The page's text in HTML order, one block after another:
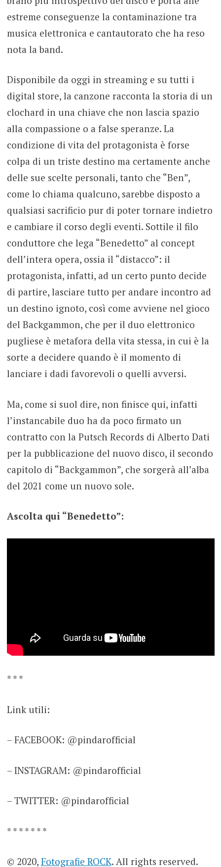
estreme conseguenze la contaminazione tra
musica elettronica e cantautorato che ha reso
nota la band.
Disponibile da oggi in streaming e su tutti i
digital store, la canzone racconta la storia di un
clochard in una chiave che non lascia spazio
alla compassione o a false speranze. La
condizione di vita del protagonista è forse
colpa di un triste destino ma certamente anche
delle sue scelte personali, tanto che “Ben”,
come lo chiama qualcuno, sarebbe disposto a
qualsiasi sacrificio pur di poter tornare indietro
e cambiare il corso degli eventi. Sottile il filo
conduttore che lega “Benedetto” al concept
dell’intera opera, ossia il “distacco”: il
protagonista, infatti, ad un certo punto decide
di partire, lasciare tutto per andare incontro ad
un destino ignoto, così come avviene nel gioco
del Backgammon, che per il duo elettronico
pugliese è metafora della vita stessa, in cui è la
sorte a decidere quando è il momento di
lanciare i dadi favorevoli o quelli avversi.
Ma, come si suol dire, non finisce qui, infatti
l’instancabile duo ha da poco firmato un
contratto con la Putsch Records di Alberto Dati
per la pubblicazione del nuovo disco, il secondo
capitolo di “Backgammon”, che sorgerà all’alba
del 2021 come un nuovo sole.
Ascolta qui “Benedetto”:
* * *
Link utili:
– FACEBOOK: @pindarofficial
– INSTAGRAM: @pindarofficial
– TWITTER: @pindarofficial
* * * * * * *
© 2020, Fotografie ROCK. All rights reserved.